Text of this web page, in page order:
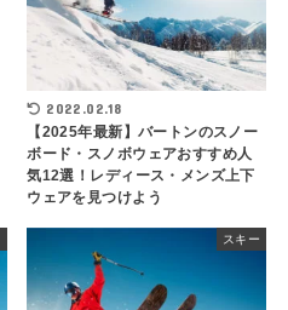
2022.02.18
【2025年最新】バートンのスノー
ボード・スノボウェアおすすめ人
気12選！レディース・メンズ上下
ウェアを見つけよう
スキー